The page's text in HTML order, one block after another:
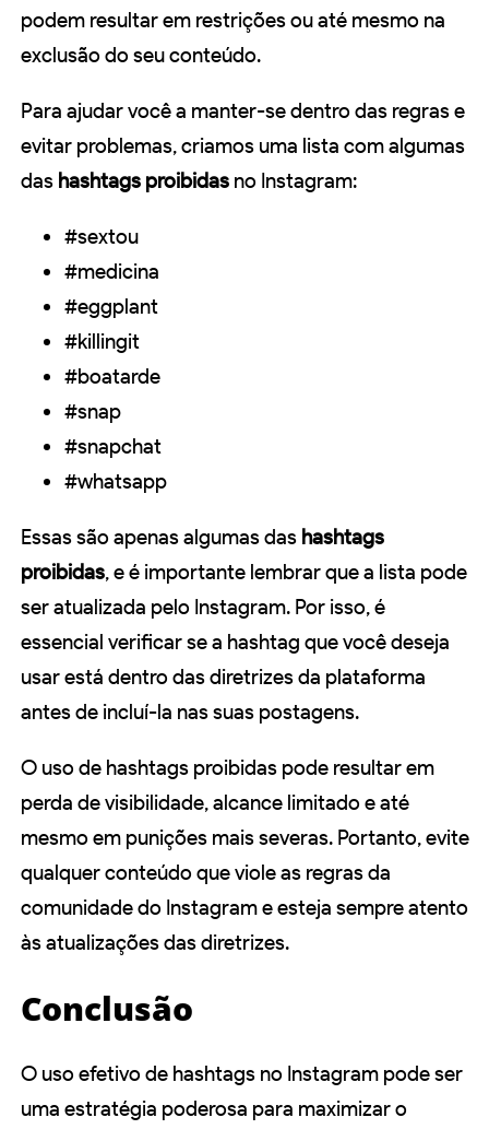
podem resultar em restrições ou até mesmo na
exclusão do seu conteúdo.
Para ajudar você a manter-se dentro das regras e
evitar problemas, criamos uma lista com algumas
das hashtags proibidas no Instagram:
#sextou
#medicina
#eggplant
#killingit
#boatarde
#snap
#snapchat
#whatsapp
Essas são apenas algumas das hashtags
proibidas, e é importante lembrar que a lista pode
ser atualizada pelo Instagram. Por isso, é
essencial verificar se a hashtag que você deseja
usar está dentro das diretrizes da plataforma
antes de incluí-la nas suas postagens.
O uso de hashtags proibidas pode resultar em
perda de visibilidade, alcance limitado e até
mesmo em punições mais severas. Portanto, evite
qualquer conteúdo que viole as regras da
comunidade do Instagram e esteja sempre atento
às atualizações das diretrizes.
Conclusão
O uso efetivo de hashtags no Instagram pode ser
uma estratégia poderosa para maximizar o